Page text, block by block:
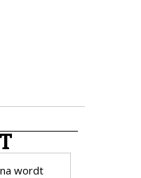
wordt